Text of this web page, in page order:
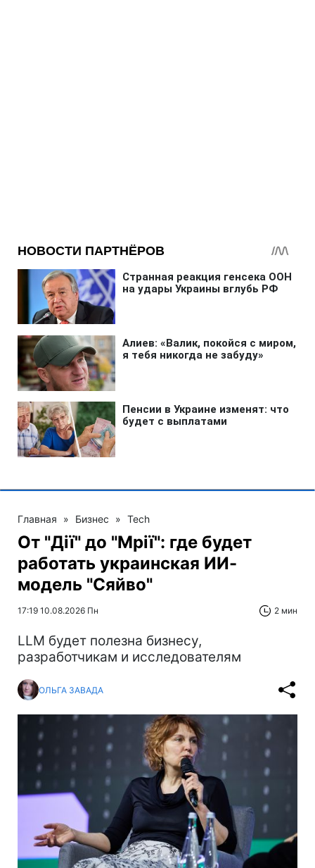
Главная » Бизнес » Tech
От "Дії" до "Мрії": где будет
работать украинская ИИ-
модель "Сяйво"
17:19 10.08.2026 Пн 2 мин
LLM будет полезна бизнесу,
разработчикам и исследователям
ОЛЬГА ЗАВАДА